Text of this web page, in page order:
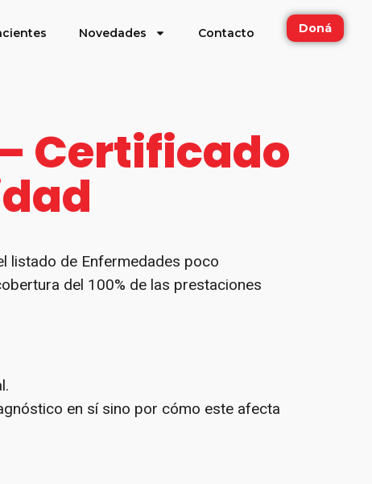
Novedades Contacto Doná
Certificado
listado de Enfermedades poco
del 100% de las prestaciones
en sí sino por cómo este afecta